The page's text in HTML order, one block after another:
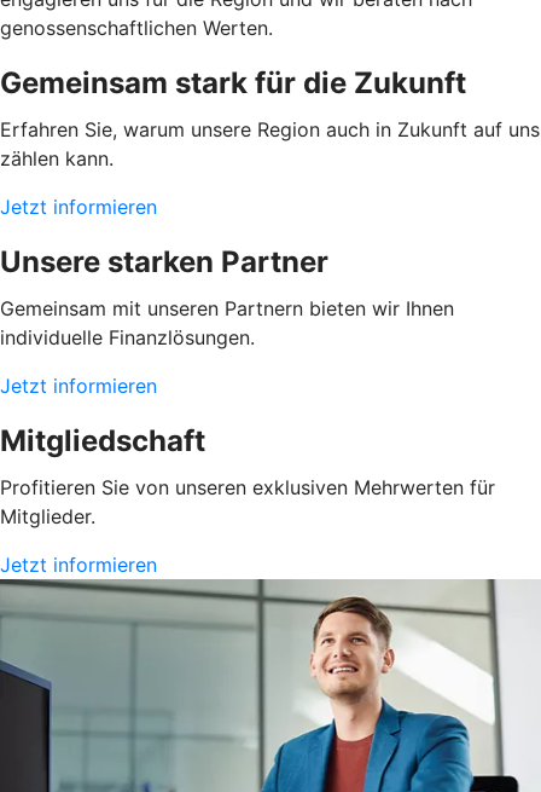
genossenschaftlichen Werten.
Gemeinsam stark für die Zukunft
Erfahren Sie, warum unsere Region auch in Zukunft auf uns
zählen kann.
Jetzt informieren
Unsere starken Partner
Gemeinsam mit unseren Partnern bieten wir Ihnen
individuelle Finanzlösungen.
Jetzt informieren
Mitgliedschaft
Profitieren Sie von unseren exklusiven Mehrwerten für
Mitglieder.
Jetzt informieren